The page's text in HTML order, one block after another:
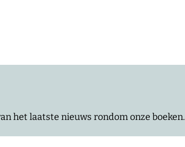
het laatste nieuws rondom onze boeken.